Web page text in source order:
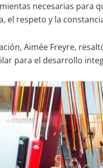
necesarias para
el respeto y la
Aimée Freyre,
para el desarrollo